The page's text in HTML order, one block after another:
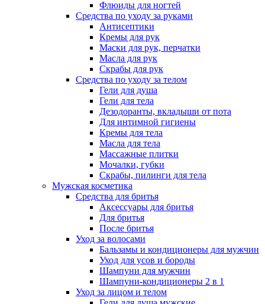
Флюиды для ногтей
Средства по уходу за руками
Антисептики
Кремы для рук
Маски для рук, перчатки
Масла для рук
Скрабы для рук
Средства по уходу за телом
Гели для душа
Гели для тела
Дезодоранты, вкладыши от пота
Для интимной гигиены
Кремы для тела
Масла для тела
Массажные плитки
Мочалки, губки
Скрабы, пилинги для тела
Мужская косметика
Средства для бритья
Аксессуары для бритья
Для бритья
После бритья
Уход за волосами
Бальзамы и кондиционеры для мужчин
Уход для усов и бороды
Шампуни для мужчин
Шампуни-кондиционеры 2 в 1
Уход за лицом и телом